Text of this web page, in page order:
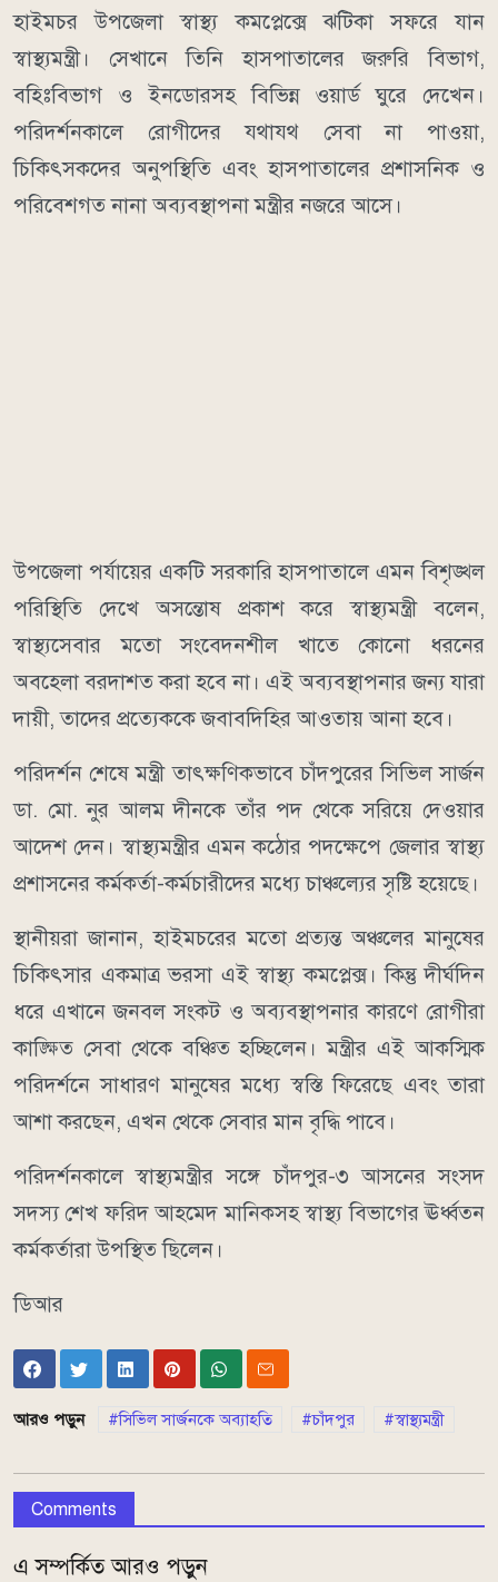
হাইমচর উপজেলা স্বাস্থ্য কমপ্লেক্সে ঝটিকা সফরে যান
স্বাস্থ্যমন্ত্রী। সেখানে তিনি হাসপাতালের জরুরি বিভাগ,
বহিঃবিভাগ ও ইনডোরসহ বিভিন্ন ওয়ার্ড ঘুরে দেখেন।
পরিদর্শনকালে রোগীদের যথাযথ সেবা না পাওয়া,
চিকিৎসকদের অনুপস্থিতি এবং হাসপাতালের প্রশাসনিক ও
পরিবেশগত নানা অব্যবস্থাপনা মন্ত্রীর নজরে আসে।
উপজেলা পর্যায়ের একটি সরকারি হাসপাতালে এমন বিশৃঙ্খল
পরিস্থিতি দেখে অসন্তোষ প্রকাশ করে স্বাস্থ্যমন্ত্রী বলেন,
স্বাস্থ্যসেবার মতো সংবেদনশীল খাতে কোনো ধরনের
অবহেলা বরদাশত করা হবে না। এই অব্যবস্থাপনার জন্য যারা
দায়ী, তাদের প্রত্যেককে জবাবদিহির আওতায় আনা হবে।
পরিদর্শন শেষে মন্ত্রী তাৎক্ষণিকভাবে চাঁদপুরের সিভিল সার্জন
ডা. মো. নুর আলম দীনকে তাঁর পদ থেকে সরিয়ে দেওয়ার
আদেশ দেন। স্বাস্থ্যমন্ত্রীর এমন কঠোর পদক্ষেপে জেলার স্বাস্থ্য
প্রশাসনের কর্মকর্তা-কর্মচারীদের মধ্যে চাঞ্চল্যের সৃষ্টি হয়েছে।
স্থানীয়রা জানান, হাইমচরের মতো প্রত্যন্ত অঞ্চলের মানুষের
চিকিৎসার একমাত্র ভরসা এই স্বাস্থ্য কমপ্লেক্স। কিন্তু দীর্ঘদিন
ধরে এখানে জনবল সংকট ও অব্যবস্থাপনার কারণে রোগীরা
কাঙ্ক্ষিত সেবা থেকে বঞ্চিত হচ্ছিলেন। মন্ত্রীর এই আকস্মিক
পরিদর্শনে সাধারণ মানুষের মধ্যে স্বস্তি ফিরেছে এবং তারা
আশা করছেন, এখন থেকে সেবার মান বৃদ্ধি পাবে।
পরিদর্শনকালে স্বাস্থ্যমন্ত্রীর সঙ্গে চাঁদপুর-৩ আসনের সংসদ
সদস্য শেখ ফরিদ আহমেদ মানিকসহ স্বাস্থ্য বিভাগের ঊর্ধ্বতন
কর্মকর্তারা উপস্থিত ছিলেন।
ডিআর
আরও পড়ুন সিভিল সার্জনকে অব্যাহতি চাঁদপুর স্বাস্থ্যমন্ত্রী
Comments
এ সম্পর্কিত আরও পড়ুন